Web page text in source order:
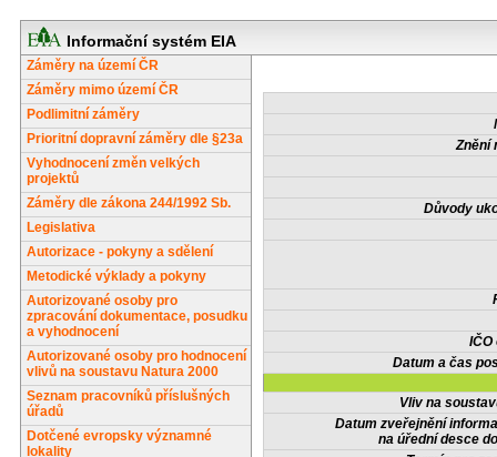
Informační systém EIA
Záměry na území ČR
Záměry mimo území ČR
Podlimitní záměry
Prioritní dopravní záměry dle §23a
Vyhodnocení změn velkých
projektů
Záměry dle zákona 244/1992 Sb.
Legislativa
Autorizace - pokyny a sdělení
Metodické výklady a pokyny
Autorizované osoby pro
zpracování dokumentace, posudku
a vyhodnocení
Autorizované osoby pro hodnocení
vlivů na soustavu Natura 2000
Seznam pracovníků příslušných
úřadů
Dotčené evropsky významné
lokality
Znění
Důvody
IČO
Datum a čas
Vliv na
Datum zveřejnění
na úřední desce